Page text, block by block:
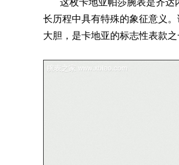
这枚卡地亚帕莎腕表是齐达
长历程中具有特殊的象征意义。
大胆，是卡地亚的标志性表款之